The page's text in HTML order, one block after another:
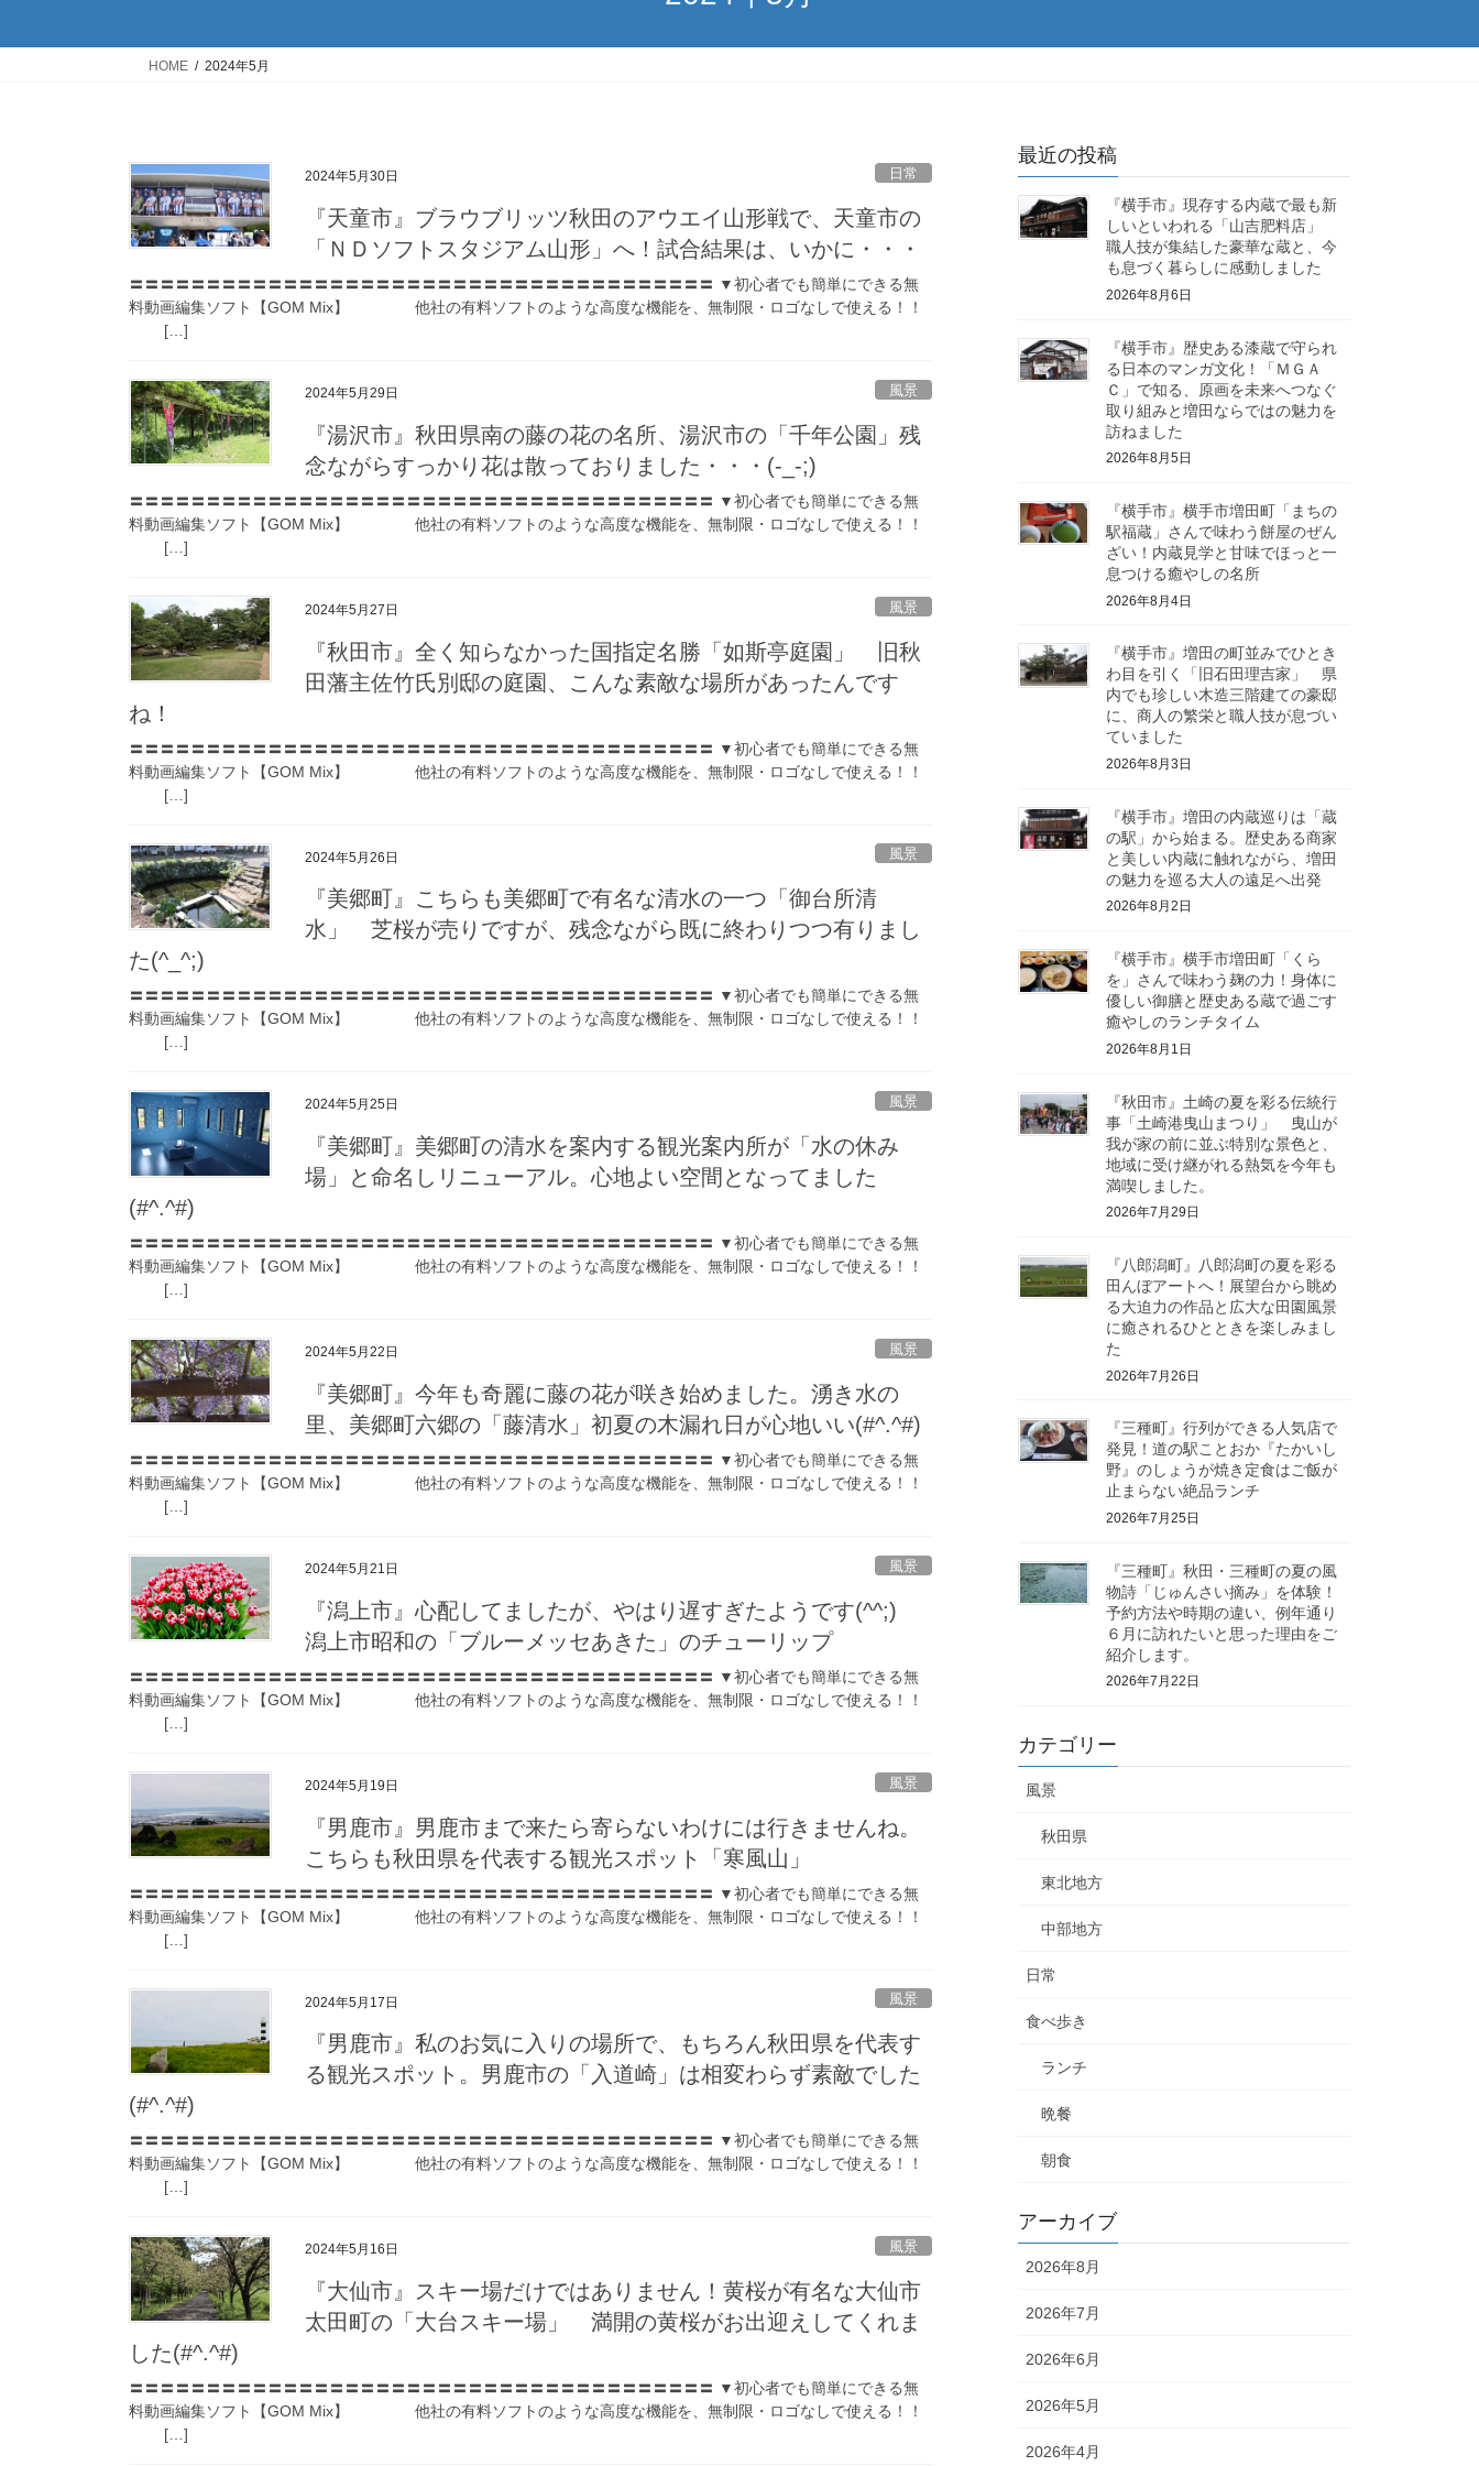
HOME 2024年5月
2024年5月30日 日常
『天童市』ブラウブリッツ秋田のアウエイ山形戦で、天童市の
「ＮＤソフトスタジアム山形」へ！試合結果は、いかに・・・
〓〓〓〓〓〓〓〓〓〓〓〓〓〓〓〓〓〓〓〓〓〓〓〓〓〓〓〓〓〓〓〓〓〓〓〓〓〓 ▼初心者でも簡単にできる無
料動画編集ソフト【GOM Mix】 他社の有料ソフトのような高度な機能を、無制限・ロゴなしで使える！！
[…]
2024年5月29日 風景
『湯沢市』秋田県南の藤の花の名所、湯沢市の「千年公園」残
念ながらすっかり花は散っておりました・・・(-_-;)
〓〓〓〓〓〓〓〓〓〓〓〓〓〓〓〓〓〓〓〓〓〓〓〓〓〓〓〓〓〓〓〓〓〓〓〓〓〓 ▼初心者でも簡単にできる無
料動画編集ソフト【GOM Mix】 他社の有料ソフトのような高度な機能を、無制限・ロゴなしで使える！！
[…]
2024年5月27日 風景
『秋田市』全く知らなかった国指定名勝「如斯亭庭園」 旧秋
田藩主佐竹氏別邸の庭園、こんな素敵な場所があったんです
ね！
〓〓〓〓〓〓〓〓〓〓〓〓〓〓〓〓〓〓〓〓〓〓〓〓〓〓〓〓〓〓〓〓〓〓〓〓〓〓 ▼初心者でも簡単にできる無
料動画編集ソフト【GOM Mix】 他社の有料ソフトのような高度な機能を、無制限・ロゴなしで使える！！
[…]
2024年5月26日 風景
『美郷町』こちらも美郷町で有名な清水の一つ「御台所清
水」 芝桜が売りですが、残念ながら既に終わりつつ有りまし
た(^_^;)
〓〓〓〓〓〓〓〓〓〓〓〓〓〓〓〓〓〓〓〓〓〓〓〓〓〓〓〓〓〓〓〓〓〓〓〓〓〓 ▼初心者でも簡単にできる無
料動画編集ソフト【GOM Mix】 他社の有料ソフトのような高度な機能を、無制限・ロゴなしで使える！！
[…]
2024年5月25日 風景
『美郷町』美郷町の清水を案内する観光案内所が「水の休み
場」と命名しリニューアル。心地よい空間となってました
(#^.^#)
〓〓〓〓〓〓〓〓〓〓〓〓〓〓〓〓〓〓〓〓〓〓〓〓〓〓〓〓〓〓〓〓〓〓〓〓〓〓 ▼初心者でも簡単にできる無
料動画編集ソフト【GOM Mix】 他社の有料ソフトのような高度な機能を、無制限・ロゴなしで使える！！
[…]
2024年5月22日 風景
『美郷町』今年も奇麗に藤の花が咲き始めました。湧き水の
里、美郷町六郷の「藤清水」初夏の木漏れ日が心地いい(#^.^#)
〓〓〓〓〓〓〓〓〓〓〓〓〓〓〓〓〓〓〓〓〓〓〓〓〓〓〓〓〓〓〓〓〓〓〓〓〓〓 ▼初心者でも簡単にできる無
料動画編集ソフト【GOM Mix】 他社の有料ソフトのような高度な機能を、無制限・ロゴなしで使える！！
[…]
2024年5月21日 風景
『潟上市』心配してましたが、やはり遅すぎたようです(^^;)
潟上市昭和の「ブルーメッセあきた」のチューリップ
〓〓〓〓〓〓〓〓〓〓〓〓〓〓〓〓〓〓〓〓〓〓〓〓〓〓〓〓〓〓〓〓〓〓〓〓〓〓 ▼初心者でも簡単にできる無
料動画編集ソフト【GOM Mix】 他社の有料ソフトのような高度な機能を、無制限・ロゴなしで使える！！
[…]
2024年5月19日 風景
『男鹿市』男鹿市まで来たら寄らないわけには行きませんね。
こちらも秋田県を代表する観光スポット「寒風山」
〓〓〓〓〓〓〓〓〓〓〓〓〓〓〓〓〓〓〓〓〓〓〓〓〓〓〓〓〓〓〓〓〓〓〓〓〓〓 ▼初心者でも簡単にできる無
料動画編集ソフト【GOM Mix】 他社の有料ソフトのような高度な機能を、無制限・ロゴなしで使える！！
[…]
2024年5月17日 風景
『男鹿市』私のお気に入りの場所で、もちろん秋田県を代表す
る観光スポット。男鹿市の「入道崎」は相変わらず素敵でした
(#^.^#)
〓〓〓〓〓〓〓〓〓〓〓〓〓〓〓〓〓〓〓〓〓〓〓〓〓〓〓〓〓〓〓〓〓〓〓〓〓〓 ▼初心者でも簡単にできる無
料動画編集ソフト【GOM Mix】 他社の有料ソフトのような高度な機能を、無制限・ロゴなしで使える！！
[…]
2024年5月16日 風景
『大仙市』スキー場だけではありません！黄桜が有名な大仙市
太田町の「大台スキー場」 満開の黄桜がお出迎えしてくれま
した(#^.^#)
〓〓〓〓〓〓〓〓〓〓〓〓〓〓〓〓〓〓〓〓〓〓〓〓〓〓〓〓〓〓〓〓〓〓〓〓〓〓 ▼初心者でも簡単にできる無
料動画編集ソフト【GOM Mix】 他社の有料ソフトのような高度な機能を、無制限・ロゴなしで使える！！
[…]
最近の投稿
『横手市』現存する内蔵で最も新
しいといわれる「山吉肥料店」
職人技が集結した豪華な蔵と、今
も息づく暮らしに感動しました
2026年8月6日
『横手市』歴史ある漆蔵で守られ
る日本のマンガ文化！「ＭＧＡ
Ｃ」で知る、原画を未来へつなぐ
取り組みと増田ならではの魅力を
訪ねました
2026年8月5日
『横手市』横手市増田町「まちの
駅福蔵」さんで味わう餅屋のぜん
ざい！内蔵見学と甘味でほっと一
息つける癒やしの名所
2026年8月4日
『横手市』増田の町並みでひとき
わ目を引く「旧石田理吉家」 県
内でも珍しい木造三階建ての豪邸
に、商人の繁栄と職人技が息づい
ていました
2026年8月3日
『横手市』増田の内蔵巡りは「蔵
の駅」から始まる。歴史ある商家
と美しい内蔵に触れながら、増田
の魅力を巡る大人の遠足へ出発
2026年8月2日
『横手市』横手市増田町「くら
を」さんで味わう麹の力！身体に
優しい御膳と歴史ある蔵で過ごす
癒やしのランチタイム
2026年8月1日
『秋田市』土崎の夏を彩る伝統行
事「土崎港曳山まつり」 曳山が
我が家の前に並ぶ特別な景色と、
地域に受け継がれる熱気を今年も
満喫しました。
2026年7月29日
『八郎潟町』八郎潟町の夏を彩る
田んぼアートへ！展望台から眺め
る大迫力の作品と広大な田園風景
に癒されるひとときを楽しみまし
た
2026年7月26日
『三種町』行列ができる人気店で
発見！道の駅ことおか『たかいし
野』のしょうが焼き定食はご飯が
止まらない絶品ランチ
2026年7月25日
『三種町』秋田・三種町の夏の風
物詩「じゅんさい摘み」を体験！
予約方法や時期の違い、例年通り
６月に訪れたいと思った理由をご
紹介します。
2026年7月22日
カテゴリー
風景
秋田県
東北地方
中部地方
日常
食べ歩き
ランチ
晩餐
朝食
アーカイブ
2026年8月
2026年7月
2026年6月
2026年5月
2026年4月